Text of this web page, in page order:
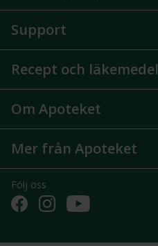
Support
Recept och läkemedel
Om Apoteket
Mer från Apoteket
Följ oss